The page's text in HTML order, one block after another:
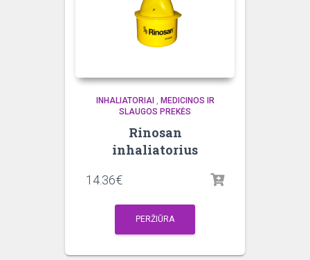
INHALIATORIAI , MEDICINOS IR
SLAUGOS PREKĖS
Rinosan
inhaliatorius
14.36€
PERŽIŪRA